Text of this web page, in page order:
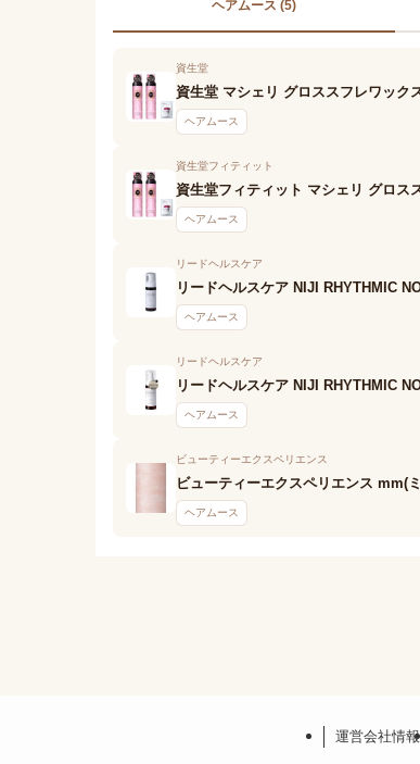
ヘアムース (5)
資生堂
資生堂 マシェリ グロススフレワック
ヘアムース
資生堂フィティット
資生堂フィティット マシェリ グロス
ヘアムース
リードヘルスケア
リードヘルスケア NIJI RHYTHMIC
ヘアムース
リードヘルスケア
リードヘルスケア NIJI RHYTHMIC
ヘアムース
ビューティーエクスペリエンス
ビューティーエクスペリエンス mm(
ヘアムース
運営会社情報